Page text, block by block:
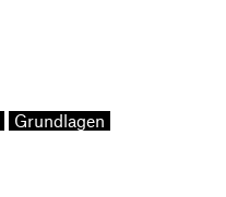
Grundlagen